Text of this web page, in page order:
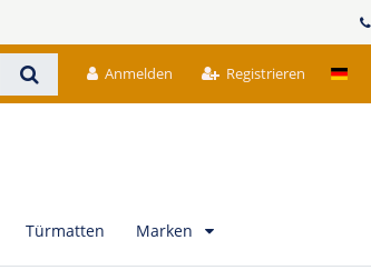
Anmelden Registrieren
Türmatten Marken